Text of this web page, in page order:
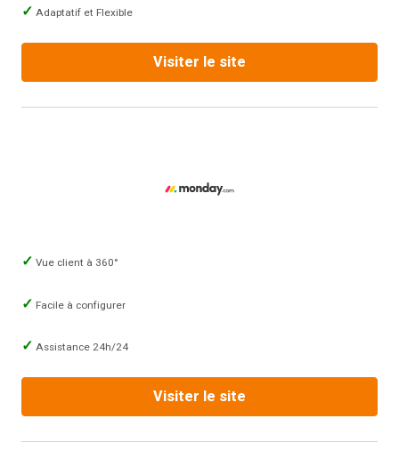
Adaptatif et Flexible
Visiter le site
Vue client à 360°
Facile à configurer
Assistance 24h/24
Visiter le site